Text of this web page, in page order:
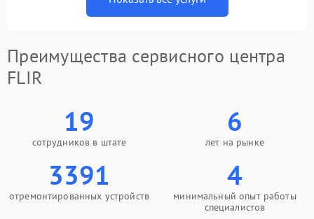
Преимущества сервисного центра
FLIR
19
сотрудников в штате
6
лет на рынке
3391
отремонтированных устройств
4
минимальный опыт работы
специалистов